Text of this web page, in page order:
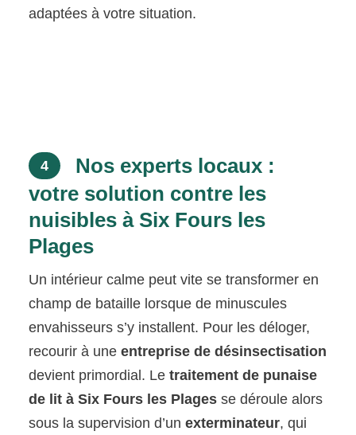
adaptées à votre situation.
4
Nos experts locaux :
votre solution contre les
nuisibles à Six Fours les
Plages
Un intérieur calme peut vite se transformer en
champ de bataille lorsque de minuscules
envahisseurs s’y installent. Pour les déloger,
recourir à uneentreprise de désinsectisation
devient primordial. Letraitement de punaise
de lit à Six Fours les Plages se déroule alors
sous la supervision d’unexterminateur, qui